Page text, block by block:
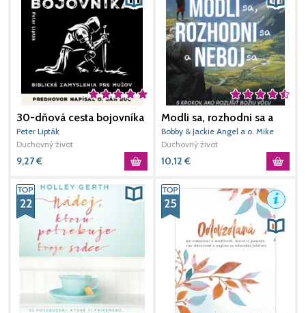
30-dňová cesta bojovníka
Peter Lipták
Duchovný život
9,27€
Modli sa, rozhodni sa a
neboj sa
Bobby & Jackie Angel a o. Mike
Schmitz
Duchovný život
10,12 €
22 25